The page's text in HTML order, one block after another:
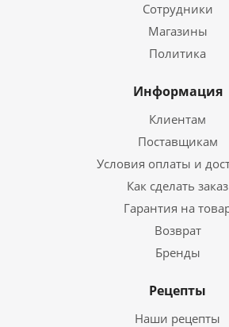
Сотрудники
Магазины
Политика
Информация
Клиентам
Поставщикам
Условия оплаты и
Как сделать заказ
Гарантия на
Возврат
Бренды
Рецепты
Наши рецепты